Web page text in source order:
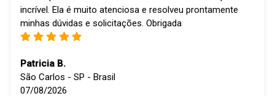
incrível. Ela é muito atenciosa e resolveu prontamente
minhas dúvidas e solicitações. Obrigada
Patricia B.
São Carlos - SP - Brasil
07/08/2026